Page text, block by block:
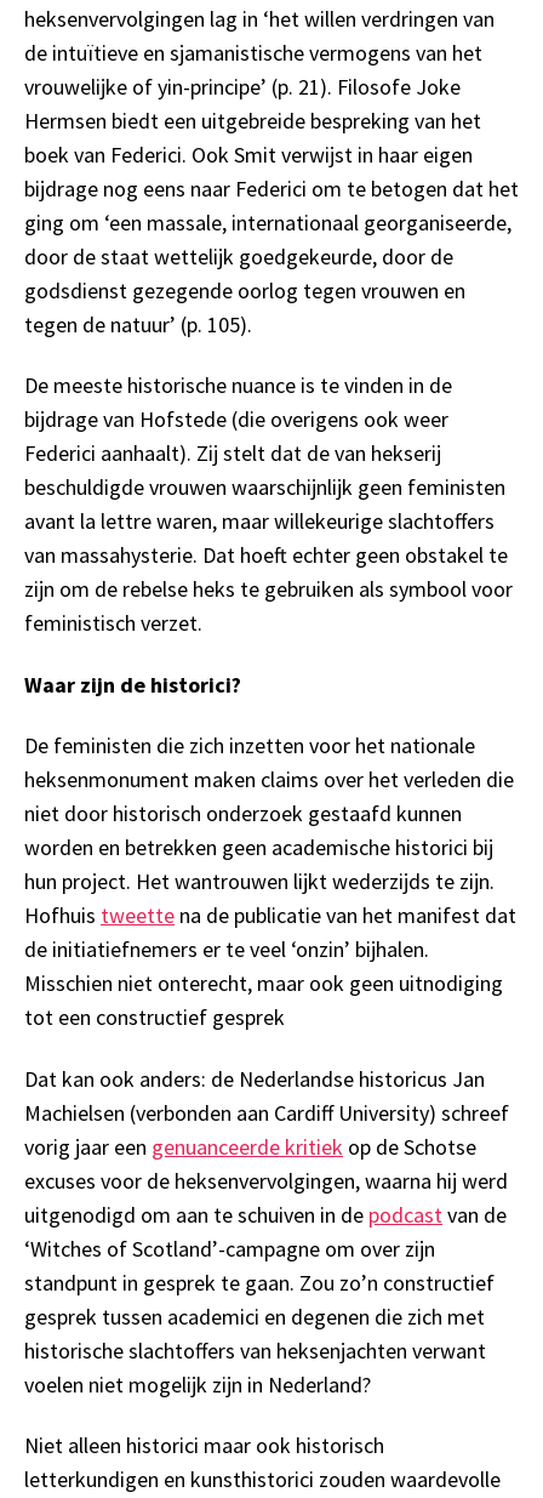
heksenvervolgingen lag in ‘het willen verdringen van
de intuïtieve en sjamanistische vermogens van het
vrouwelijke of yin-principe’ (p. 21). Filosofe Joke
Hermsen biedt een uitgebreide bespreking van het
boek van Federici. Ook Smit verwijst in haar eigen
bijdrage nog eens naar Federici om te betogen dat het
ging om ‘een massale, internationaal georganiseerde,
door de staat wettelijk goedgekeurde, door de
godsdienst gezegende oorlog tegen vrouwen en
tegen de natuur’ (p. 105).
De meeste historische nuance is te vinden in de
bijdrage van Hofstede (die overigens ook weer
Federici aanhaalt). Zij stelt dat de van hekserij
beschuldigde vrouwen waarschijnlijk geen feministen
avant la lettre waren, maar willekeurige slachtoffers
van massahysterie. Dat hoeft echter geen obstakel te
zijn om de rebelse heks te gebruiken als symbool voor
feministisch verzet.
Waar zijn de historici?
De feministen die zich inzetten voor het nationale
heksenmonument maken claims over het verleden die
niet door historisch onderzoek gestaafd kunnen
worden en betrekken geen academische historici bij
hun project. Het wantrouwen lijkt wederzijds te zijn.
Hofhuis tweette na de publicatie van het manifest dat
de initiatiefnemers er te veel ‘onzin’ bijhalen.
Misschien niet onterecht, maar ook geen uitnodiging
tot een constructief gesprek
Dat kan ook anders: de Nederlandse historicus Jan
Machielsen (verbonden aan Cardiff University) schreef
vorig jaar een genuanceerde kritiek op de Schotse
excuses voor de heksenvervolgingen, waarna hij werd
uitgenodigd om aan te schuiven in de podcast van de
‘Witches of Scotland’-campagne om over zijn
standpunt in gesprek te gaan. Zou zo’n constructief
gesprek tussen academici en degenen die zich met
historische slachtoffers van heksenjachten verwant
voelen niet mogelijk zijn in Nederland?
Niet alleen historici maar ook historisch
letterkundigen en kunsthistorici zouden waardevolle